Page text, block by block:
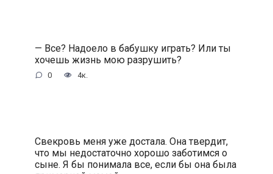
— Все? Надоело в бабушку играть? Или ты
хочешь жизнь мою разрушить?
0 4к.
Свекровь меня уже достала. Она твердит,
что мы недостаточно хорошо заботимся о
сыне. Я бы понимала все, если бы она была